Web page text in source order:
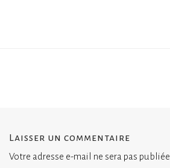
Laisser un commentaire
Votre adresse e-mail ne sera pas publiée.